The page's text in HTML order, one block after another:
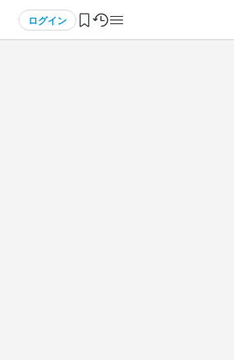
ログイン